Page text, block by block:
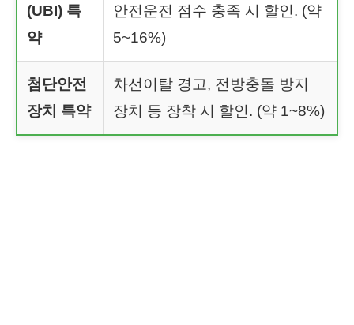
(UBI) 특
약
안전운전 점수 충족 시 할인. (약
5~16%)
첨단안전
장치 특약
차선이탈 경고, 전방충돌 방지
장치 등 장착 시 할인. (약 1~8%)